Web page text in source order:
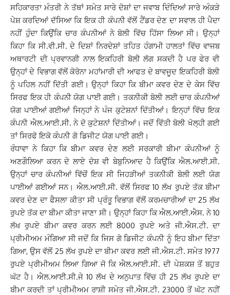
ਸਹਿਕਾਰਤਾ ਮੰਤਰੀ ਨੇ ਤੱਥਾਂ ਸਮੇਤ ਸਾਰੇ ਦੋਸ਼ਾਂ ਦਾ ਜਵਾਬ ਦਿੰਦਿਆਂ ਸਾਰੇ ਅੰਕੜੇ
ਪੇਸ਼ ਕਰਦਿਆਂ ਦੱਸਿਆ ਕਿ ਇਕ ਹੀ ਕੰਪਨੀ ਵੱਲੋਂ ਟੈਂਡਰ ਦੇਣ ਦਾ ਸਵਾਲ ਹੀ ਪੈਦਾ
ਨਹੀਂ ਹੁੰਦਾ ਕਿਉਂਕਿ ਚਾਰ ਕੰਪਨੀਆਂ ਨੇ ਬੋਲੀ ਵਿੱਚ ਹਿੱਸਾ ਲਿਆ ਸੀ। ਉਨ੍ਹਾਂ
ਕਿਹਾ ਕਿ ਸੀ.ਵੀ.ਸੀ. ਦੇ ਦਿਸ਼ਾਂ ਨਿਰਦੇਸ਼ਾਂ ਤਹਿਤ ਹੰਗਾਮੀ ਹਾਲਤਾਂ ਵਿੱਚ ਵਾਜਬ
ਅਥਾਰਟੀ ਦੀ ਪ੍ਰਵਾਨਗੀ ਨਾਲ ਇਕਹਿਰੀ ਬੋਲੀ ਲੱਗ ਸਕਦੀ ਹੈ ਪਰ ਫੇਰ ਵੀ
ਉਨ੍ਹਾਂ ਦੇ ਵਿਭਾਗ ਵੱਲੋਂ ਕੋਰੋਨਾ ਮਹਾਂਮਾਰੀ ਦੀ ਆਫਤ ਦੇ ਬਾਵਜੂਦ ਇਕਹਿਰੀ ਬੋਲੀ
ਨੂੰ ਪਹਿਲ ਨਹੀਂ ਦਿੱਤੀ ਗਈ। ਉਨ੍ਹਾਂ ਕਿਹਾ ਕਿ ਬੀਮਾ ਕਵਰ ਦੇਣ ਦੇ ਕੇਸ ਵਿੱਚ
ਸਿਰਫ ਇਕ ਹੀ ਕੰਪਨੀ ਯੋਗ ਪਾਈ ਗਈ। ਤਕਨੀਕੀ ਬੋਲੀ ਲਈ ਚਾਰ ਕੰਪਨੀਆਂ
ਯੋਗ ਪਾਈਆਂ ਗਈਆਂ ਜਿਨ੍ਹਾਂ ਨੇ ਪੰਜ ਕੁਟੇਸ਼ਨਾਂ ਦਿੱਤੀਆਂ। ਇਨ੍ਹਾਂ ਵਿੱਚ ਇਕ
ਕੰਪਨੀ ਐਲ.ਆਈ.ਸੀ. ਨੇ ਦੋ ਕੁਟੇਸ਼ਨਾਂ ਦਿੱਤੀਆਂ। ਜਦੋਂ ਵਿੱਤੀ ਬੋਲੀ ਖੋਲ੍ਹੀ ਗਈ
ਤਾਂ ਸਿਰਫੋ ਇਕੋ ਕੰਪਨੀ ਗੋ ਡਿਜੀਟ ਯੋਗ ਪਾਈ ਗਈ।
ਰੰਧਾਵਾ ਨੇ ਕਿਹਾ ਕਿ ਬੀਮਾ ਕਵਰ ਦੇਣ ਲਈ ਸਰਕਾਰੀ ਬੀਮਾ ਕੰਪਨੀਆਂ ਨੂੰ
ਅਣਗੌਲਿਆ ਕਰਨ ਦੇ ਲਾਏ ਦੋਸ਼ ਵੀ ਬੇਬੁਨਿਆਦ ਹੈ ਕਿਉਂਕਿ ਐਲ.ਆਈ.ਸੀ.
ਉਨ੍ਹਾਂ ਚਾਰ ਕੰਪਨੀਆਂ ਵਿੱਚੋਂ ਇਕ ਸੀ ਜਿਹੜੀਆਂ ਤਕਨੀਕੀ ਬੋਲੀ ਲਈ ਯੋਗ
ਪਾਈਆਂ ਗਈਆਂ ਸਨ। ਐਲ.ਆਈ.ਸੀ. ਵੱਲੋਂ ਸਿਰਫ 10 ਲੱਖ ਰੁਪਏ ਤੱਕ ਬੀਮਾ
ਕਵਰ ਦੇਣ ਦਾ ਫੈਸਲਾ ਕੀਤਾ ਸੀ ਪ੍ਰੰਤੂ ਵਿਭਾਗ ਵੱਲੋਂ ਕਰਮਚਾਰੀਆਂ ਦਾ 25 ਲੱਖ
ਰੁਪਏ ਤੱਕ ਦਾ ਬੀਮਾ ਕੀਤਾ ਜਾਣਾ ਸੀ। ਉਨ੍ਹਾਂ ਕਿਹਾ ਕਿ ਐਲ.ਆਈ.ਐਸ. ਨੇ 10
ਲੱਖ ਰੁਪਏ ਬੀਮਾ ਕਵਰ ਕਰਨ ਲਈ 8000 ਰੁਪਏ ਅਤੇ ਜੀ.ਐਸ.ਟੀ. ਦਾ
ਪ੍ਰੀਮੀਅਮ ਮੰਗਿਆ ਸੀ ਜਦੋਂ ਕਿ ਜਿਸ ਗੋ ਡਿਜੀਟ ਕੰਪਨੀ ਨੂੰ ਇਹ ਬੀਮਾ ਦਿੱਤਾ
ਗਿਆ, ਉਸ ਵੱਲੋਂ 25 ਲੱਖ ਰੁਪਏ ਦਾ ਬੀਮਾ ਕਵਰ ਲਈ ਜੀ.ਐਸ.ਟੀ. ਸਮੇਤ 1977
ਰੁਪਏ ਪ੍ਰੀਮੀਅਮ ਲਿਆ ਗਿਆ ਜੋ ਕਿ ਐਲ.ਆਈ.ਸੀ. ਦੀ ਪੇਸ਼ਕਸ਼ ਤੋਂ ਬਹੁਤ
ਘੱਟ ਹੈ। ਐਲ.ਆਈ.ਸੀ.ਜੇ 10 ਲੱਖ ਦੇ ਅਨੁਪਾਤ ਵਿੱਚ ਹੀ 25 ਲੱਖ ਰੁਪਏ ਦਾ
ਬੀਮਾ ਕਰਦੀ ਤਾਂ ਪ੍ਰੀਮੀਅਮ ਰਾਸ਼ੀ ਸਮੇਤ ਜੀ.ਐਸ.ਟੀ. 23000 ਤੋਂ ਘੱਟ ਨਹੀਂ